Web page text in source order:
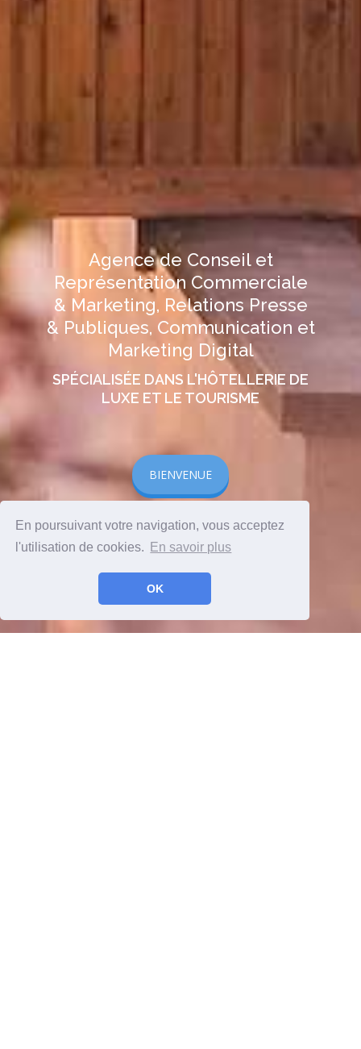
En poursuivant votre navigation, vous acceptez
l'utilisation de cookies.
En savoir plus
OK
Agence de Conseil et
Représentation Commerciale
& Marketing, Relations Presse
& Publiques, Communication et
Marketing Digital
SPÉCIALISÉE DANS L'HÔTELLERIE DE
LUXE ET LE TOURISME
BIENVENUE